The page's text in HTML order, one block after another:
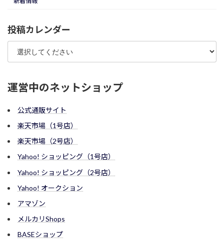
投稿カレンダー
運営中のネットショップ
公式通販サイト
楽天市場（1号店）
楽天市場（2号店）
Yahoo! ショッピング（1号店）
Yahoo! ショッピング（2号店）
Yahoo! オークション
アマゾン
メルカリShops
BASEショップ